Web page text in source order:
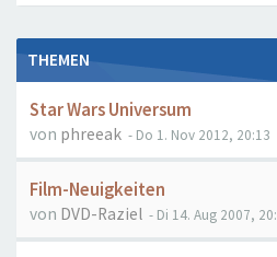
THEMEN
Star Wars Universum
von phreeak - Do 1. Nov 2012, 20:13
Film-Neuigkeiten
von DVD-Raziel - Di 14. Aug 2007,